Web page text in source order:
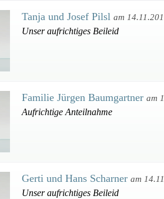
Tanja und Josef Pilsl am
Unser aufrichtiges Beileid
Familie Jürgen Baumgartner am
Aufrichtige Anteilnahme
Gerti und Hans Scharner am
Unser aufrichtiges Beileid